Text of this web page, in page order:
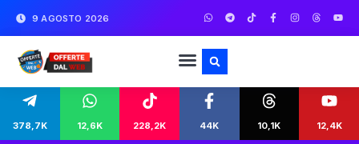
9 AGOSTO 2026
378,7K 12,6K 228,2K 44K 10,1K 12,4K